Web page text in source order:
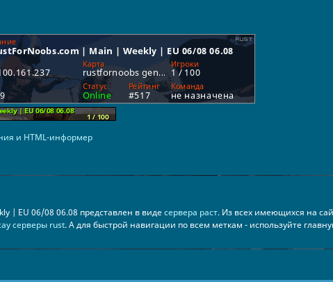
и HTML-информер
| EU 06/08 06.08 представлен в видесервера раст. Из всех имеющихся на
серверы rust. А для быстрой навигации по всем меткам - используйте